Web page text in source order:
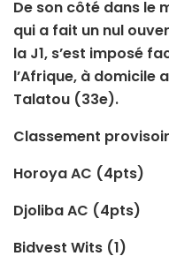
De son côté dans le
qui a fait un nul
la J1, s’est imposé
l’Afrique, à domicile
Talatou (33e).
Classement
Horoya AC (4pts)
Djoliba AC (4pts)
Bidvest Wits (1)